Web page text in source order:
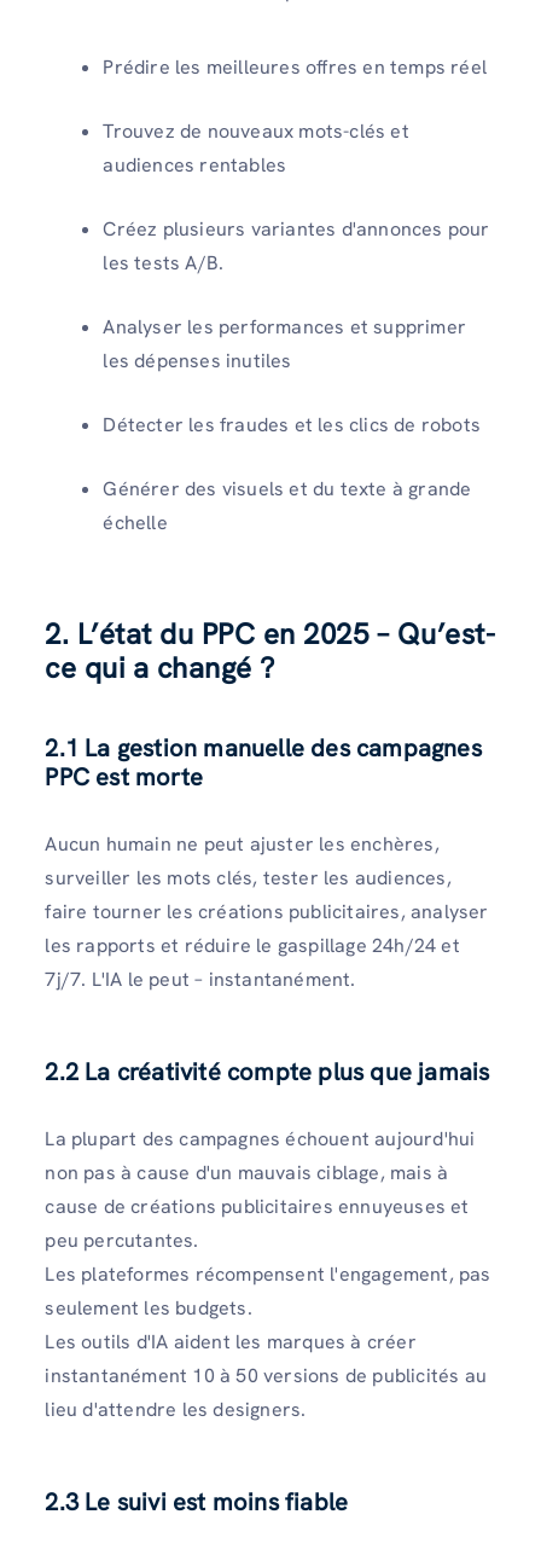
Prédire les meilleures offres en temps réel
Trouvez de nouveaux mots-clés et
audiences rentables
Créez plusieurs variantes d'annonces pour
les tests A/B.
Analyser les performances et supprimer
les dépenses inutiles
Détecter les fraudes et les clics de robots
Générer des visuels et du texte à grande
échelle
2. L’état du PPC en 2025 – Qu’est-
ce qui a changé ?
2.1 La gestion manuelle des campagnes
PPC est morte
Aucun humain ne peut ajuster les enchères,
surveiller les mots clés, tester les audiences,
faire tourner les créations publicitaires, analyser
les rapports et réduire le gaspillage 24h/24 et
7j/7. L'IA le peut – instantanément.
2.2 La créativité compte plus que jamais
La plupart des campagnes échouent aujourd'hui
non pas à cause d'un mauvais ciblage, mais à
cause de créations publicitaires ennuyeuses et
peu percutantes.
Les plateformes récompensent l'engagement, pas
seulement les budgets.
Les outils d'IA aident les marques à créer
instantanément 10 à 50 versions de publicités au
lieu d'attendre les designers.
2.3 Le suivi est moins fiable